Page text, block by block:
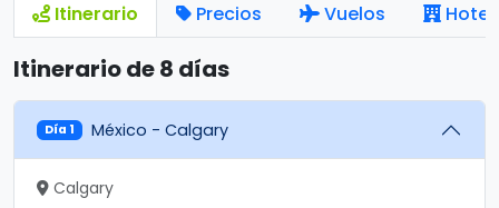
Itinerario Precios Vuelos
Itinerario de 8 días
Día 1 México - Calgary
Calgary